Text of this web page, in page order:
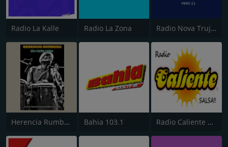
Radio La Kalle Radio La Zona Radio Nova Trujillo 105.1 FM
Herencia Rumbera Bahia 103.1 Radio Caliente Lima